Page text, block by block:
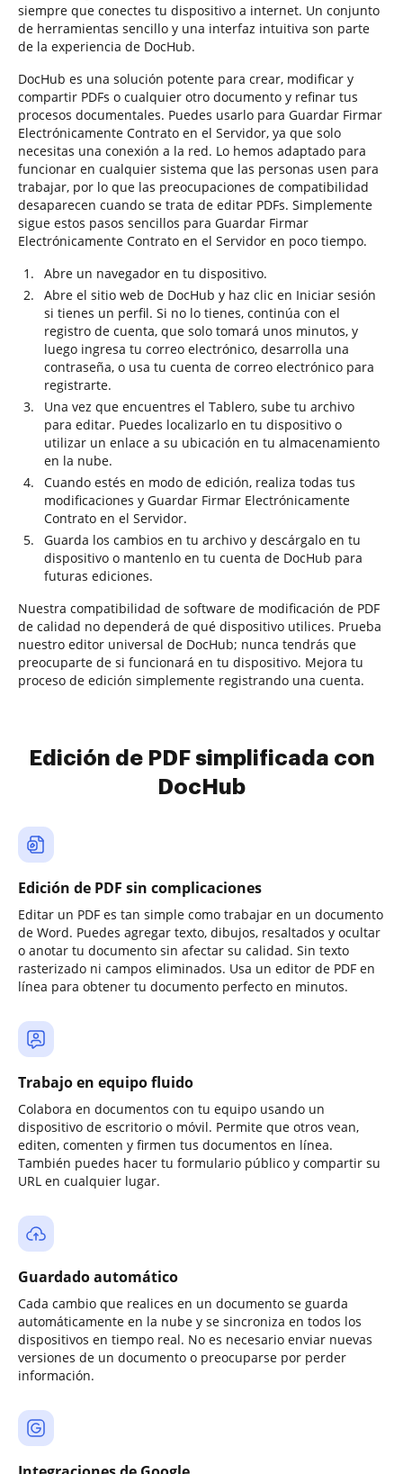
siempre que conectes tu dispositivo a internet. Un conjunto
de herramientas sencillo y una interfaz intuitiva son parte
de la experiencia de DocHub.
DocHub es una solución potente para crear, modificar y
compartir PDFs o cualquier otro documento y refinar tus
procesos documentales. Puedes usarlo para Guardar Firmar
Electrónicamente Contrato en el Servidor, ya que solo
necesitas una conexión a la red. Lo hemos adaptado para
funcionar en cualquier sistema que las personas usen para
trabajar, por lo que las preocupaciones de compatibilidad
desaparecen cuando se trata de editar PDFs. Simplemente
sigue estos pasos sencillos para Guardar Firmar
Electrónicamente Contrato en el Servidor en poco tiempo.
Abre un navegador en tu dispositivo.
Abre el sitio web de DocHub y haz clic en Iniciar sesión
si tienes un perfil. Si no lo tienes, continúa con el
registro de cuenta, que solo tomará unos minutos, y
luego ingresa tu correo electrónico, desarrolla una
contraseña, o usa tu cuenta de correo electrónico para
registrarte.
Una vez que encuentres el Tablero, sube tu archivo
para editar. Puedes localizarlo en tu dispositivo o
utilizar un enlace a su ubicación en tu almacenamiento
en la nube.
Cuando estés en modo de edición, realiza todas tus
modificaciones y Guardar Firmar Electrónicamente
Contrato en el Servidor.
Guarda los cambios en tu archivo y descárgalo en tu
dispositivo o mantenlo en tu cuenta de DocHub para
futuras ediciones.
Nuestra compatibilidad de software de modificación de PDF
de calidad no dependerá de qué dispositivo utilices. Prueba
nuestro editor universal de DocHub; nunca tendrás que
preocuparte de si funcionará en tu dispositivo. Mejora tu
proceso de edición simplemente registrando una cuenta.
Edición de PDF simplificada con
DocHub
Edición de PDF sin complicaciones
Editar un PDF es tan simple como trabajar en un documento
de Word. Puedes agregar texto, dibujos, resaltados y ocultar
o anotar tu documento sin afectar su calidad. Sin texto
rasterizado ni campos eliminados. Usa un editor de PDF en
línea para obtener tu documento perfecto en minutos.
Trabajo en equipo fluido
Colabora en documentos con tu equipo usando un
dispositivo de escritorio o móvil. Permite que otros vean,
editen, comenten y firmen tus documentos en línea.
También puedes hacer tu formulario público y compartir su
URL en cualquier lugar.
Guardado automático
Cada cambio que realices en un documento se guarda
automáticamente en la nube y se sincroniza en todos los
dispositivos en tiempo real. No es necesario enviar nuevas
versiones de un documento o preocuparse por perder
información.